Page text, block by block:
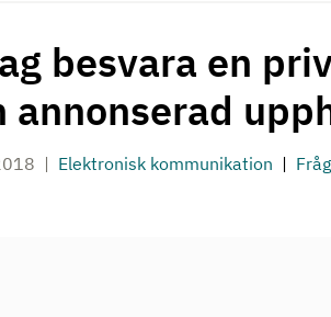
besvara en
annonserad
Elektronisk kommunikation